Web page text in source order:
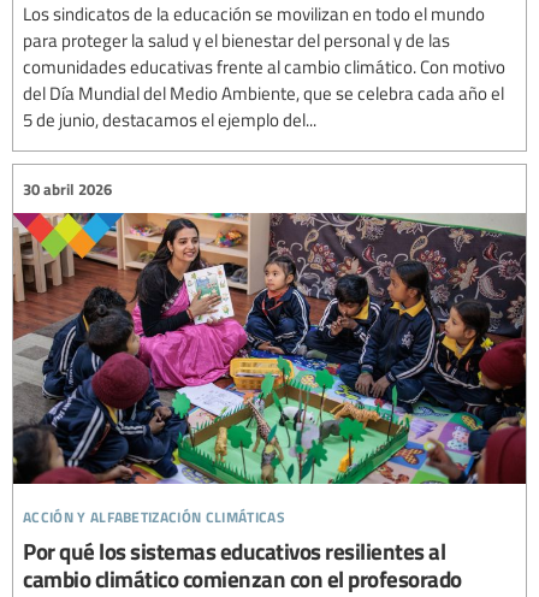
Los sindicatos de la educación se movilizan en todo el mundo
para proteger la salud y el bienestar del personal y de las
comunidades educativas frente al cambio climático. Con motivo
del Día Mundial del Medio Ambiente, que se celebra cada año el
5 de junio, destacamos el ejemplo del...
acción y alfabetización climáticas
30 abril 2026
Por qué los sistemas educativos resilientes al
cambio climático comienzan con el profesorado